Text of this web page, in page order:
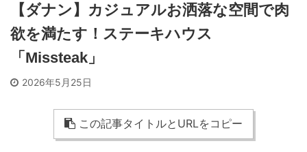
【ダナン】カジュアルお洒落な空間で肉
欲を満たす！ステーキハウス
「Missteak」
2026年5月25日
この記事タイトルとURLをコピー